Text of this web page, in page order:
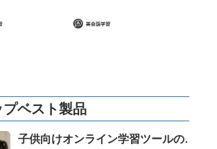
プベスト製品
子供向けオンライン学習ツールの選